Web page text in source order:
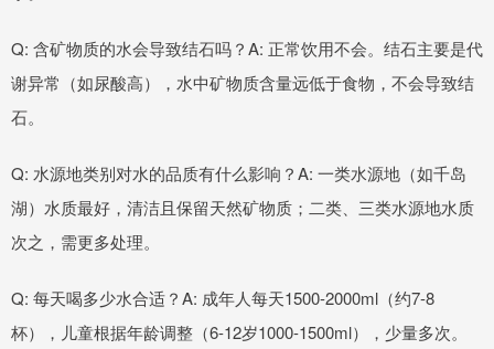
Q: 含矿物质的水会导致结石吗？A: 正常饮用不会。结石主要是代
谢异常（如尿酸高），水中矿物质含量远低于食物，不会导致结
石。
Q: 水源地类别对水的品质有什么影响？A: 一类水源地（如千岛
湖）水质最好，清洁且保留天然矿物质；二类、三类水源地水质
次之，需更多处理。
Q: 每天喝多少水合适？A: 成年人每天1500-2000ml（约7-8
杯），儿童根据年龄调整（6-12岁1000-1500ml），少量多次。